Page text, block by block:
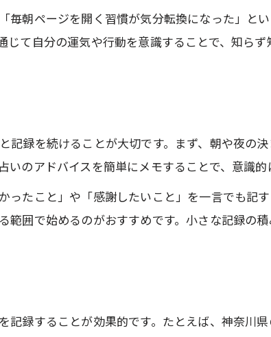
毎朝ページを開く習慣が気分転換になった」と
て自分の運気や行動を意識することで、知ら
録を続けることが大切です。まず、朝や夜の
のアドバイスを簡単にメモすることで、意識的
たこと」や「感謝したいこと」を一言でも記
囲で始めるのがおすすめです。小さな記録の
録することが効果的です。たとえば、神奈川